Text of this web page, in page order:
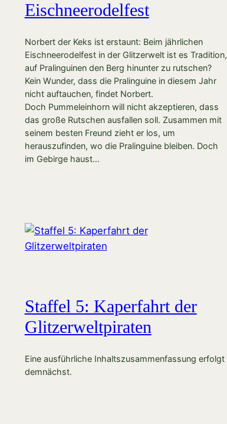
Eischneerodelfest
Norbert der Keks ist erstaunt: Beim jährlichen
Eischneerodelfest in der Glitzerwelt ist es Tradition,
auf Pralinguinen den Berg hinunter zu rutschen?
Kein Wunder, dass die Pralinguine in diesem Jahr
nicht auftauchen, findet Norbert.
Doch Pummeleinhorn will nicht akzeptieren, dass
das große Rutschen ausfallen soll. Zusammen mit
seinem besten Freund zieht er los, um
herauszufinden, wo die Pralinguine bleiben. Doch
im Gebirge haust…
Staffel 5: Kaperfahrt der
Glitzerweltpiraten
Eine ausführliche Inhaltszusammenfassung erfolgt
demnächst.